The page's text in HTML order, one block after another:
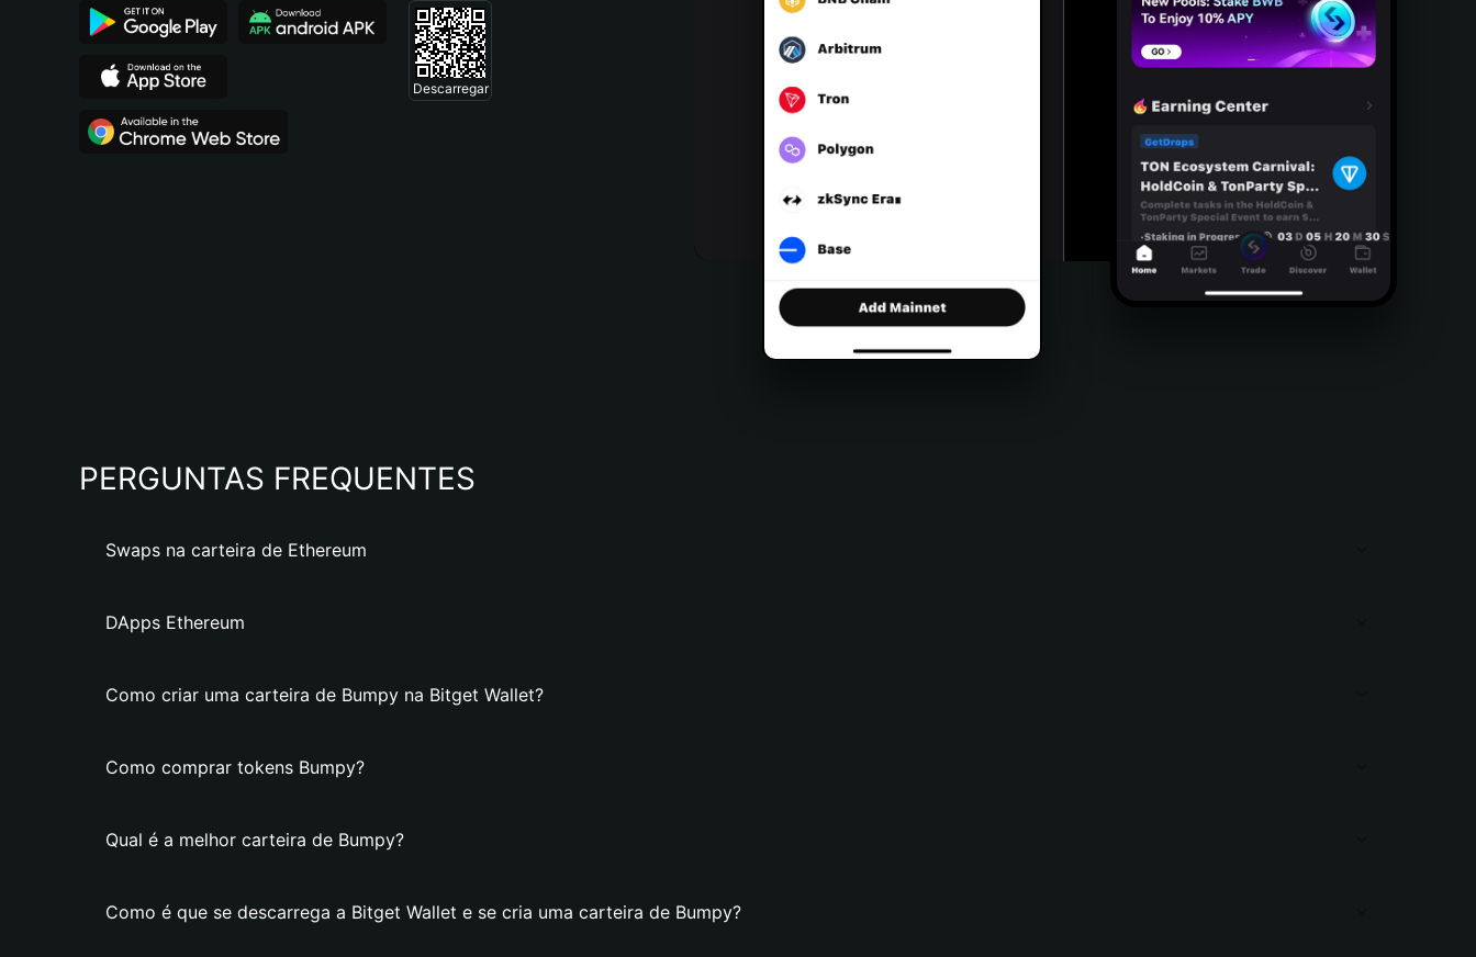
Español (Argentina)
Descarregar
PERGUNTAS FREQUENTES
Swaps na carteira de Ethereum
DApps Ethereum
Como criar uma carteira de Bumpy na Bitget Wallet?
Como comprar tokens Bumpy?
Qual é a melhor carteira de Bumpy?
Como é que se descarrega a Bitget Wallet e se cria uma carteira de Bumpy?